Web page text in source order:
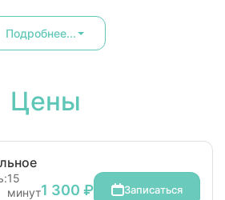
Подробнее...
Цены
15
минут1 300 ₽ Записаться